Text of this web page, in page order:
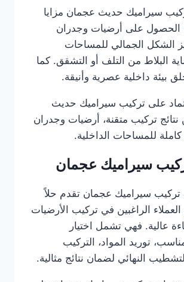
سيراميك حديث عجمان مزايا
الحصول على أرضيات وجدران
الشكل الجمالي للمساحات
البلاط من التلف أو التشقق. كما
بيئة داخلية عصرية وأنيقة.
على تركيب سيراميك حديث
تركيب متقنة، أرضيات وجدران
كاملة للمساحات الداخلية.
سيراميك عجمان
سيراميك عجمان تقدم حلاً
العملاء الراغبين في تركيب الأرضيات
عالية. فهي تشمل اختيار
توريد المواد، التركيب
النهائي لضمان نتائج مثالية.